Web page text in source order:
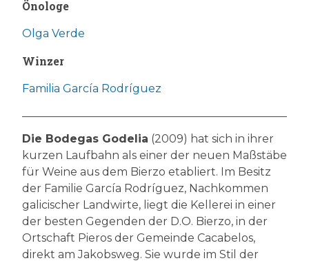
Önologe
Olga Verde
Winzer
Familia García Rodríguez
Die Bodegas Godelia (2009) hat sich in ihrer
kurzen Laufbahn als einer der neuen Maßstäbe
für Weine aus dem Bierzo etabliert. Im Besitz
der Familie García Rodríguez, Nachkommen
galicischer Landwirte, liegt die Kellerei in einer
der besten Gegenden der D.O. Bierzo, in der
Ortschaft Pieros der Gemeinde Cacabelos,
direkt am Jakobsweg. Sie wurde im Stil der